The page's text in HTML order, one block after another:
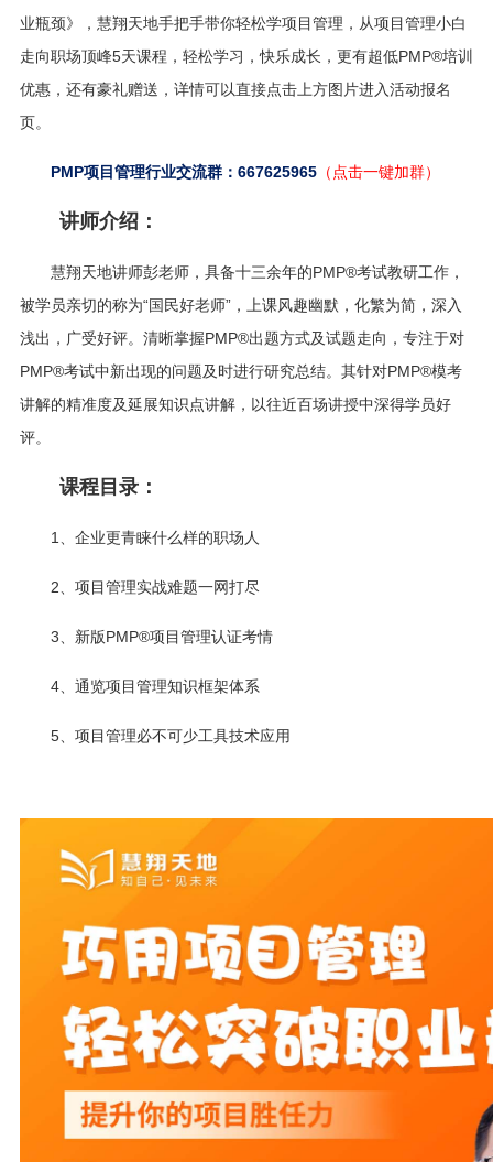
业瓶颈》 ， 慧翔天地手把手带你轻松学项目管理，从项目管理小白
走向职场顶峰5天课程，轻松学习，快乐成长，更有超低PMP®培训
优惠，还有豪礼赠送，详情可以直接点击上方图片进入活动报名
页。
PMP项目管理行业交流群：667625965（点击一键加群）
讲师介绍：
慧翔天地讲师彭老师，具备十三余年的PMP®考试教研工作，
被学员亲切的称为“国民好老师”，上课风趣幽默，化繁为简，深入
浅出，广受好评。清晰掌握PMP®出题方式及试题走向，专注于对
PMP®考试中新出现的问题及时进行研究总结。其针对PMP®模考
讲解的精准度及延展知识点讲解，以往近百场讲授中深得学员好
评。
课程目录：
1、企业更青睐什么样的职场人
2、项目管理实战难题一网打尽
3、新版PMP®项目管理认证考情
4、通览项目管理知识框架体系
5、项目管理必不可少工具技术应用